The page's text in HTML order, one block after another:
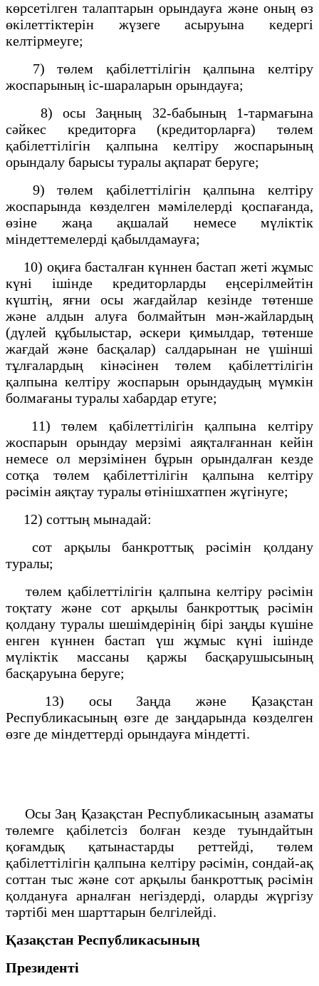
көрсетілген талаптарын орындауға және оның өз
өкілеттіктерін жүзеге асыруына кедергі
келтірмеуге;
7) төлем қабілеттілігін қалпына келтіру
жоспарының іс-шараларын орындауға;
8) осы Заңның 32-бабының 1-тармағына
сәйкес кредиторға (кредиторларға) төлем
қабілеттілігін қалпына келтіру жоспарының
орындалу барысы туралы ақпарат беруге;
9) төлем қабілеттілігін қалпына келтіру
жоспарында көзделген мәмілелерді қоспағанда,
өзіне жаңа ақшалай немесе мүліктік
міндеттемелерді қабылдамауға;
10) оқиға басталған күннен бастап жеті жұмыс
күні ішінде кредиторларды еңсерілмейтін
күштің, яғни осы жағдайлар кезінде төтенше
және алдын алуға болмайтын мән-жайлардың
(дүлей құбылыстар, әскери қимылдар, төтенше
жағдай және басқалар) салдарынан не үшінші
тұлғалардың кінәсінен төлем қабілеттілігін
қалпына келтіру жоспарын орындаудың мүмкін
болмағаны туралы хабардар етуге;
11) төлем қабілеттілігін қалпына келтіру
жоспарын орындау мерзімі аяқталғаннан кейін
немесе ол мерзімінен бұрын орындалған кезде
сотқа төлем қабілеттілігін қалпына келтіру
рәсімін аяқтау туралы өтінішхатпен жүгінуге;
12) соттың мынадай:
сот арқылы банкроттық рәсімін қолдану
туралы;
төлем қабілеттілігін қалпына келтіру рәсімін
тоқтату және сот арқылы банкроттық рәсімін
қолдану туралы шешімдерінің бірі заңды күшіне
енген күннен бастап үш жұмыс күні ішінде
мүліктік массаны қаржы басқарушысының
басқаруына беруге;
13) осы Заңда және Қазақстан
Республикасының өзге де заңдарында көзделген
өзге де міндеттерді орындауға міндетті.
Осы Заң Қазақстан Республикасының азаматы
төлемге қабілетсіз болған кезде туындайтын
қоғамдық қатынастарды реттейді, төлем
қабілеттілігін қалпына келтіру рәсімін, сондай-ақ
соттан тыс және сот арқылы банкроттық рәсімін
қолдануға арналған негіздерді, оларды жүргізу
тәртібі мен шарттарын белгілейді.
Қазақстан Республикасының
Президенті